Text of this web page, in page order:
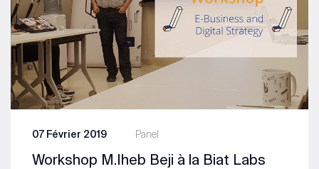
Panel
07 Février 2019
Workshop M.Iheb Beji à la Biat Labs